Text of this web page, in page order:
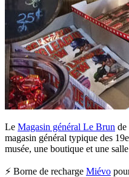
Le Magasin général Le Brun de
magasin général typique des
musée, une boutique et une
⚡ Borne de recharge Miévo